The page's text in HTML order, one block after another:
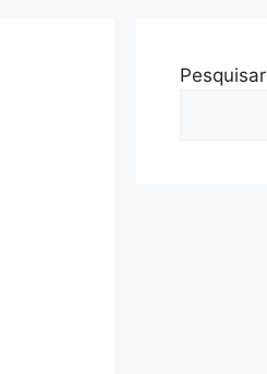
Pesquisar